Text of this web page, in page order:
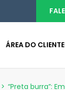
ÁREA DO CLIENTE
> “Preta burra”: